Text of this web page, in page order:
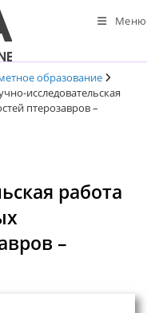
Меню
образование
исследовательская
птерозавров –
работа
–